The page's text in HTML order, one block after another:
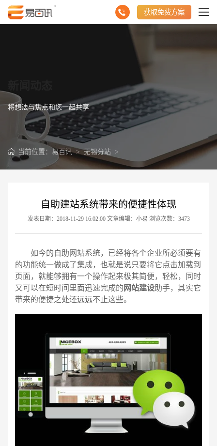
获取免费方案
将想法与焦点和您一起共享
当前位置： 易百讯>无锡分站>
自助建站系统带来的便捷性体现
发表日期：2018-11-29 16:02:00 文章编辑：小易 浏览次数：3473
如今的自助网站系统，已经将各个企业所必须要有
的功能统一做成了集成，也就是说只要将它点击加载到
页面，就能够拥有一个操作起来极其简便，轻松，同时
又可以在短时间里面迅速完成的 网站建设助手，其实它
带来的便捷之处还远远不止这些。